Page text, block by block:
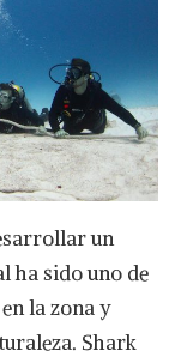
un
ha sido uno de
la zona y
Shark